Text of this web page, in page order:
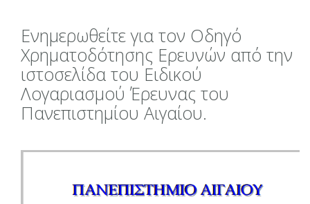
Ενημερωθείτε για τον Οδηγό
Χρηματοδότησης Ερευνών από την
ιστοσελίδα του Ειδικού
Λογαριασμού Έρευνας του
Πανεπιστημίου Αιγαίου.